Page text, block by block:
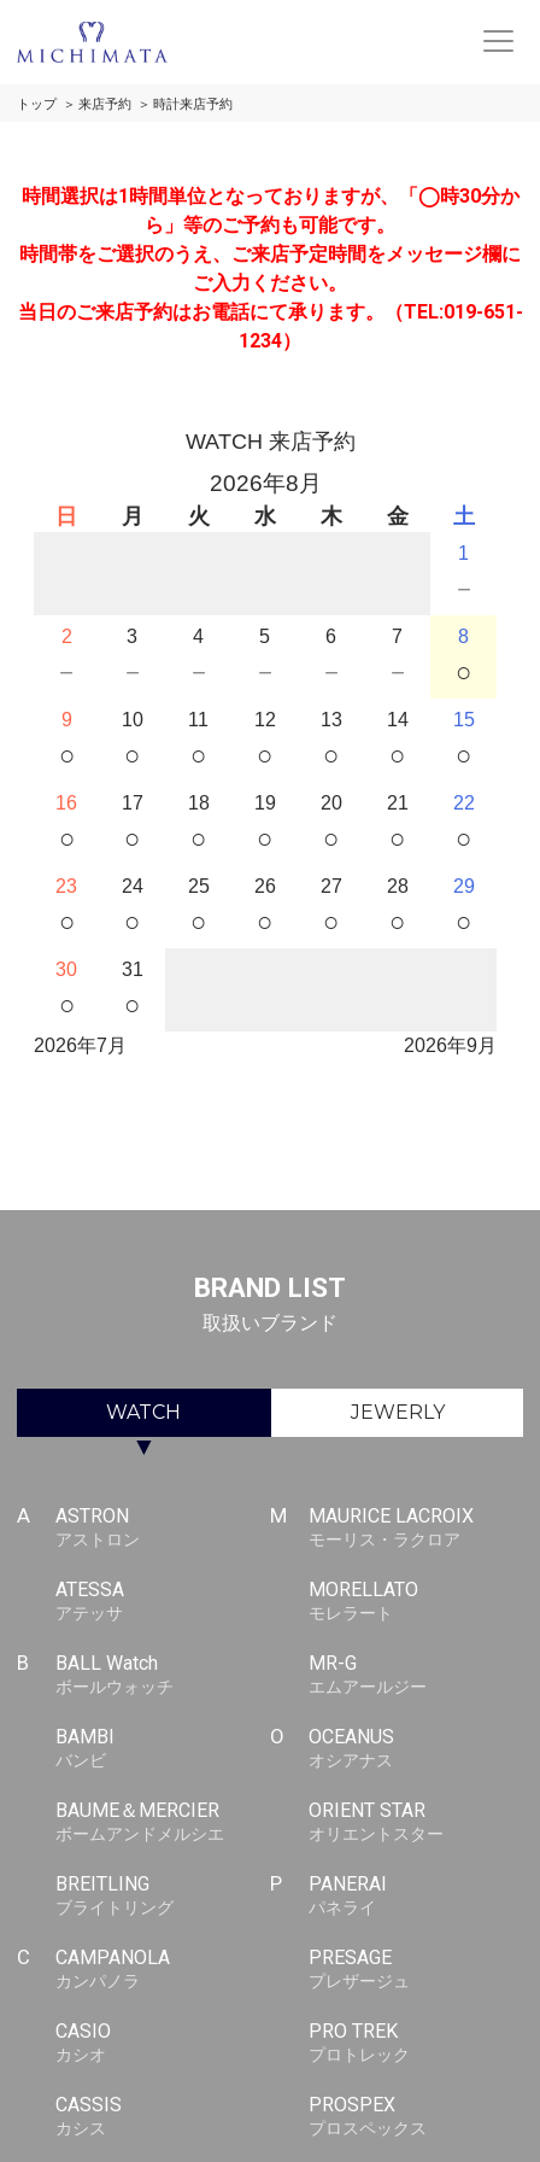
トップ 来店予約 時計来店予約
時間選択は1時間単位となっておりますが、「◯時30分か
ら」等のご予約も可能です。
時間帯をご選択のうえ、ご来店予定時間をメッセージ欄に
ご入力ください。
当日のご来店予約はお電話にて承ります。（TEL:019-651-
1234）
WATCH 来店予約
2026年8月
日 月 火 水 木 金 土
1
－
2
－
3
－
4
－
5
－
6
－
7
－
8
○
9
○
10
○
11
○
12
○
13
○
14
○
15
○
16
○
17
○
18
○
19
○
20
○
21
○
22
○
23
○
24
○
25
○
26
○
27
○
28
○
29
○
30
○
31
○
2026年7月 2026年9月
BRAND LIST
取扱いブランド
WATCH JEWERLY
▼
A ASTRON
アストロン
ATESSA
アテッサ
B BALL Watch
ボールウォッチ
BAMBI
バンビ
BAUME＆MERCIER
ボームアンドメルシエ
BREITLING
ブライトリング
C CAMPANOLA
カンパノラ
CASIO
カシオ
CASSIS
カシス
M MAURICE LACROIX
モーリス・ラクロア
MORELLATO
モレラート
MR-G
エムアールジー
O OCEANUS
オシアナス
ORIENT STAR
オリエントスター
P PANERAI
パネライ
PRESAGE
プレザージュ
PRO TREK
プロトレック
PROSPEX
プロスペックス